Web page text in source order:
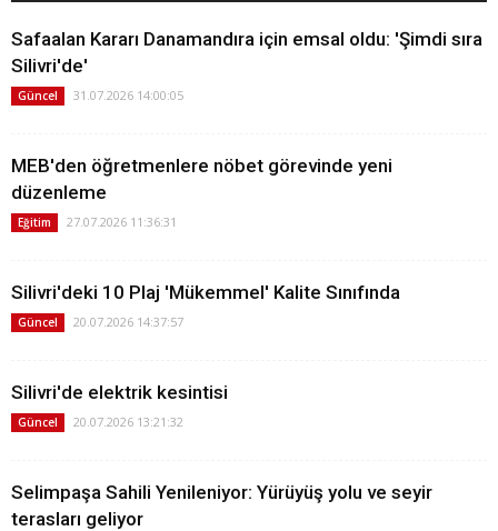
Safaalan Kararı Danamandıra için emsal oldu: 'Şimdi sıra
Silivri'de'
Güncel 31.07.2026 14:00:05
MEB'den öğretmenlere nöbet görevinde yeni
düzenleme
Eğitim 27.07.2026 11:36:31
Silivri'deki 10 Plaj 'Mükemmel' Kalite Sınıfında
Güncel 20.07.2026 14:37:57
Silivri'de elektrik kesintisi
Güncel 20.07.2026 13:21:32
Selimpaşa Sahili Yenileniyor: Yürüyüş yolu ve seyir
terasları geliyor